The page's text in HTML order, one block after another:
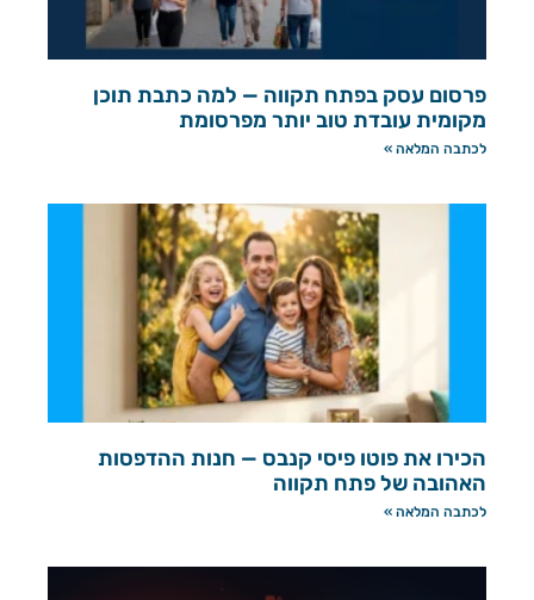
פרסום עסק בפתח תקווה — למה כתבת תוכן
מקומית עובדת טוב יותר מפרסומת
לכתבה המלאה »
הכירו את פוטו פיסי קנבס — חנות ההדפסות
האהובה של פתח תקווה
לכתבה המלאה »